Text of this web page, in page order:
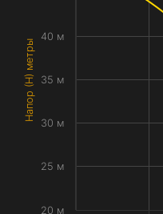
Напор (H) метры
20 м
25 м
30 м
35 м
40 м